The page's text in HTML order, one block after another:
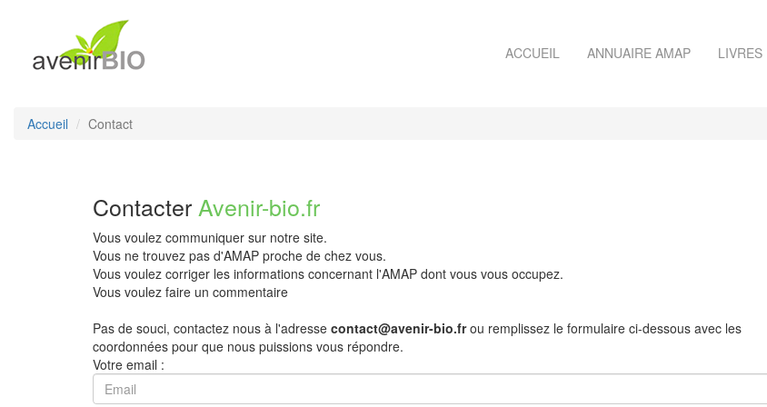
ACCUEIL ANNUAIRE AMAP LIVRES
Accueil Contact
Contacter Avenir-bio.fr
Vous voulez communiquer sur notre site.
Vous ne trouvez pas d'AMAP proche de chez vous.
Vous voulez corriger les informations concernant l'AMAP dont vous vous occupez.
Vous voulez faire un commentaire
Pas de souci, contactez nous à l'adresse contact@avenir-bio.frou remplissez le formulaire ci-dessous avec les
coordonnées pour que nous puissions vous répondre.
Votre email :